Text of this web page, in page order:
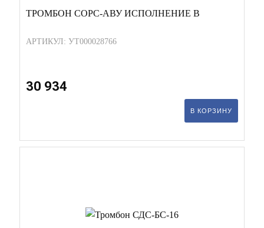
ТРОМБОН СОРС-АВУ ИСПОЛНЕНИЕ В
АРТИКУЛ: УТ000028766
30 934
В КОРЗИНУ